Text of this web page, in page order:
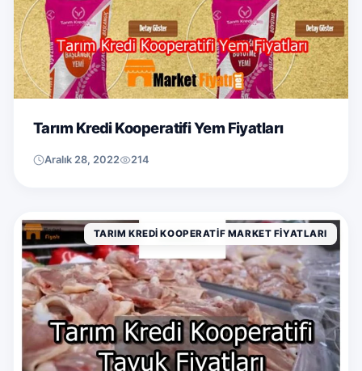
Tarım Kredi Kooperatifi Yem Fiyatları
Aralık 28, 2022 214
TARIM KREDI KOOPERATIF MARKET FIYATLARI